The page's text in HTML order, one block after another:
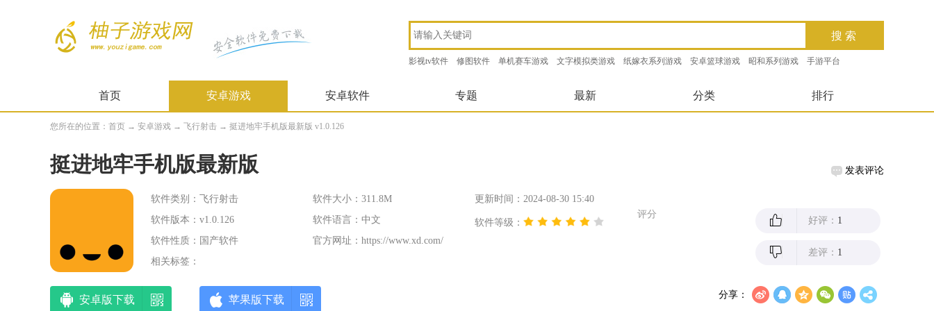
影视tv软件 修图软件 单机赛车游戏 文字模拟类游戏 纸嫁衣系列游戏 安卓篮球游戏 昭和系列游戏 手游平台
首页 安卓游戏 安卓软件 专题 最新 分类 排行
您所在的位置： 首页 → 安卓游戏 → 飞行射击 → 挺进地牢手机版最新版 v1.0.126
挺进地牢手机版最新版 发表评论
软件类别：飞行射击 软件大小：311.8M
更新时间：2024-08-30 15:40
软件版本：v1.0.126
软件语言：中文
软件等级：
软件性质：国产软件
官方网址： https://www.xd.com/
相关标签：
评分
好评： 1
差评： 1
安卓版下载 苹果版下载 分享：